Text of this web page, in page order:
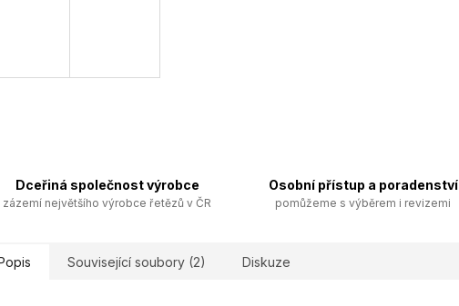
Dceřiná společnost výrobce
zázemí největšího výrobce řetězů v ČR
Osobní přístup a poradenství
pomůžeme s výběrem i revizemi
Související soubory (2) Diskuze